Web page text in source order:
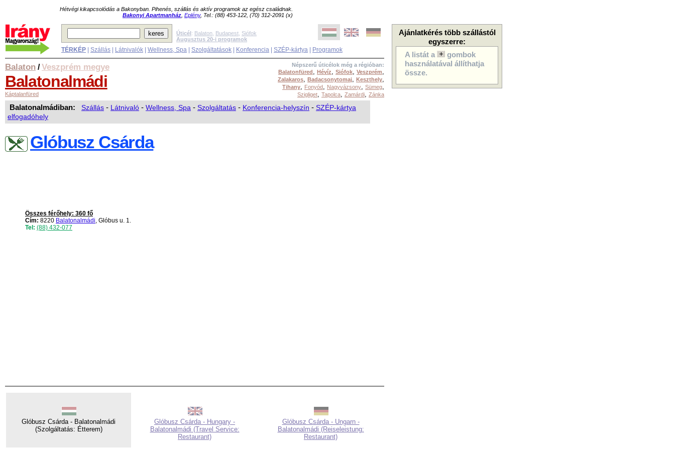
Hétvégi kikapcsolódás a Bakonyban. Pihenés, szállás és aktív programok az egész családnak.
Bakonyi Apartmanház Eplény, Tel.: (88) 453-122, (70) 312-2091 (x)
Ajánlatkérés több szállástól
egyszerre:
A listát a
gombok
használatával állíthatja
össze.
Úticél: Balaton Budapest Siófok
Augusztus 20-i programok
TÉRKÉP Szállás Látnivalók Wellness, Spa Szolgáltatások Konferencia SZÉP-kártya Programok
Népszerű úticélok még a régióban:
Balatonfüred, Hévíz, Siófok, Veszprém,
Zalakaros, Badacsonytomaj, Keszthely,
Tihany, Fonyód, Nagyvázsony, Sümeg,
Szigliget, Tapolca, Zamárdi, Zánka
Balaton /Veszprém megye
Balatonalmádi
Káptalanfüred
Balatonalmádiban: Szállás - Látnivaló - Wellness, Spa - Szolgáltatás - Konferencia-helyszín - SZÉP-kártya
elfogadóhely
Glóbusz Csárda
Összes férőhely: 360 fő
Cím: 8220 Balatonalmádi, Glóbus u. 1.
Tel: (88) 432-077
Glóbusz Csárda - Balatonalmádi
(Szolgáltatás: Étterem)
Glóbusz Csárda - Hungary -
Balatonalmádi (Travel Service:
Restaurant)
Glóbusz Csárda - Ungarn -
Balatonalmádi (Reiseleistung:
Restaurant)